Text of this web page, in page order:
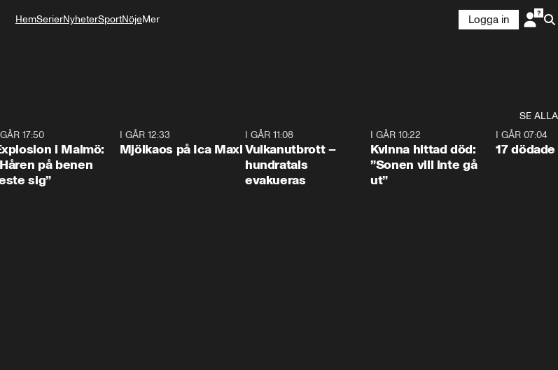
HemSerierNyheterSportNöjeMer
Logga in
SE ALLA
17:50
i Malmö:
på benen
sig”
I GÅR 12:33
Mjölkaos på Ica Maxi
I GÅR 11:08
Vulkanutbrott –
hundratals
evakueras
I GÅR 10:22
Kvinna hittad död:
”Sonen vill inte gå
ut”
I GÅR 07:04
17